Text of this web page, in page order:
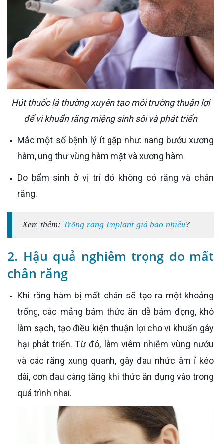
Hút thuốc lá thường xuyên tạo môi trường thuận lợi
để vi khuẩn răng miệng sinh sôi và phát triển
Mắc một số bệnh lý ít gặp như: nang bướu xương
hàm, ung thư vùng hàm mặt và xương hàm.
Do bẩm sinh ở vị trí đó không có răng và chân
răng.
Xem thêm: Trồng răng Implant giá bao nhiêu?
2. Hậu quả nghiêm trọng do mất
chân răng
Khi răng hàm bị mất chân sẽ tạo ra một khoảng
trống, các mảng bám thức ăn dễ bám đọng, khó
làm sạch, tạo điều kiện thuận lợi cho vi khuẩn gây
hại phát triển. Từ đó, làm viêm nhiễm vùng nướu
và các răng xung quanh, gây đau nhức âm ỉ kéo
dài, cơn đau càng tăng khi thức ăn đụng vào trong
quá trình nhai.